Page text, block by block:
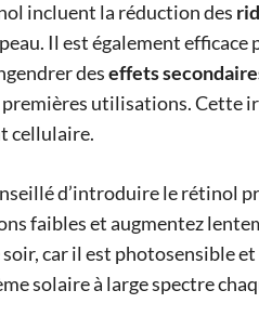
incluent la réduction des
Il est également efficace
deseffets
utilisations. Cette
cellulaire.
d’introduire le rétinol
faibles et augmentez
car il est photosensible
solaire à large spectre